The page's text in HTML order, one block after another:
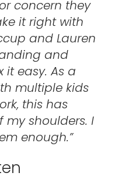
concern they
it right with
and Lauren
and
it easy. As a
multiple kids
this has
shoulders. I
enough.”